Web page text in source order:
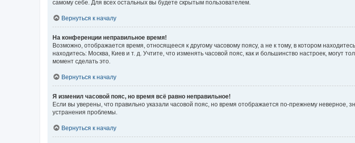
самому себе. Для всех остальных вы будете скрытым пользователем.
Вернуться к началу
На конференции неправильное время!
Возможно, отображается время, относящееся к другому часовому поясу, а не к тому, в котором
находитесь: Москва, Киев и т. д. Учтите, что изменять часовой пояс, как и большинство настроек, могут
момент сделать это.
Вернуться к началу
Я изменил часовой пояс, но время всё равно неправильное!
Если вы уверены, что правильно указали часовой пояс, но время отображается по-прежнему неверное,
устранения проблемы.
Вернуться к началу